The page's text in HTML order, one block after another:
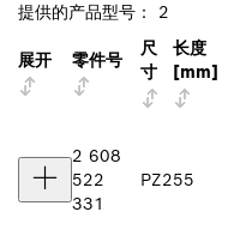
提供的产品型号： 2
展开 零件号
尺
寸
长度
[mm]
2 608
522
331
PZ255